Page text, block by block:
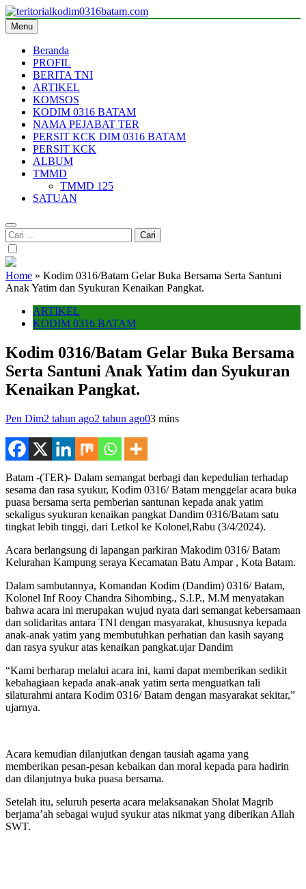
Skip
to
content
teritorialkodim0316batam.com
teritoriakkodimo0316batam
Menu
Beranda
PROFIL
BERITA TNI
ARTIKEL
KOMSOS
KODIM 0316 BATAM
NAMA PEJABAT TER
PERSIT KCK DIM 0316 BATAM
PERSIT KCK
ALBUM
TMMD
TMMD 125
SATUAN
Cari
untuk:
Home » Kodim 0316/Batam Gelar Buka Bersama Serta Santuni
Anak Yatim dan Syukuran Kenaikan Pangkat.
ARTIKEL
KODIM 0316 BATAM
Kodim 0316/Batam Gelar Buka Bersama
Serta Santuni Anak Yatim dan Syukuran
Kenaikan Pangkat.
Pen Dim2 tahun ago2 tahun ago03 mins
Batam -(TER)- Dalam semangat berbagi dan kepedulian terhadap
sesama dan rasa syukur, Kodim 0316/ Batam menggelar acara buka
puasa bersama serta pemberian santunan kepada anak yatim
sekaligus syukuran kenaikan pangkat Dandim 0316/Batam satu
tingkat lebih tinggi, dari Letkol ke Kolonel,Rabu (3/4/2024).
Acara berlangsung di lapangan parkiran Makodim 0316/ Batam
Kelurahan Kampung seraya Kecamatan Batu Ampar , Kota Batam.
Dalam sambutannya, Komandan Kodim (Dandim) 0316/ Batam,
Kolonel Inf Rooy Chandra Sihombing., S.I.P., M.M menyatakan
bahwa acara ini merupakan wujud nyata dari semangat kebersamaan
dan solidaritas antara TNI dengan masyarakat, khususnya kepada
anak-anak yatim yang membutuhkan perhatian dan kasih sayang
dan rasya syukur atas kenaikan pangkat.ujar Dandim
“Kami berharap melalui acara ini, kami dapat memberikan sedikit
kebahagiaan kepada anak-anak yatim serta menguatkan tali
silaturahmi antara Kodim 0316/ Batam dengan masyarakat sekitar,”
ujarnya.
Acara kemudian dilanjutkan dengan tausiah agama yang
memberikan pesan-pesan kebaikan dan moral kepada para hadirin
dan dilanjutnya buka puasa bersama.
Setelah itu, seluruh peserta acara melaksanakan Sholat Magrib
berjama’ah sebagai wujud syukur atas nikmat yang diberikan Allah
SWT.